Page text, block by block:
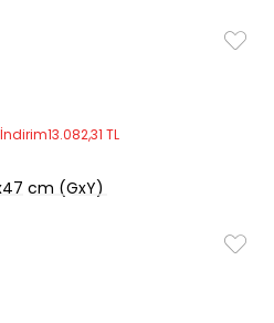
İndirim13.082,31 TL